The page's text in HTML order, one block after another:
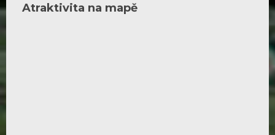
Atraktivita na mapě